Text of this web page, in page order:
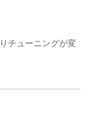
チューニングが変